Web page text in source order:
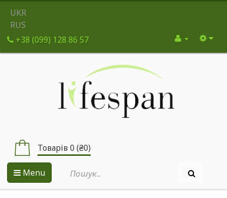
UKR
RUS
+38 (099) 128 86 57
Товарів 0 (₴0)
Menu